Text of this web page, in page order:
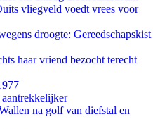
vliegveld voedt vrees voor
droogte: Gereedschapskist
haar vriend bezocht terecht
na golf van diefstal en